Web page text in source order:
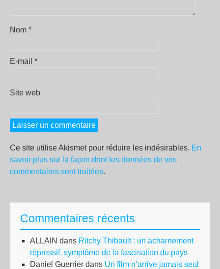
Nom *
E-mail *
Site web
Ce site utilise Akismet pour réduire les indésirables. En
savoir plus sur la façon dont les données de vos
commentaires sont traitées.
Commentaires récents
ALLAIN dans Ritchy Thibault : un acharnement
répressif, symptôme de la fascisation du pays
Daniel Guerrier dans Un film n’arrive jamais seul